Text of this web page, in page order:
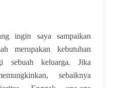
ingin saya sampaikan
merupakan kebutuhan
sebuah keluarga. Jika
sebaiknya